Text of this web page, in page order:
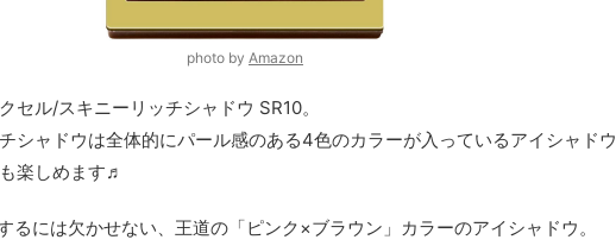
photo by Amazon
セル/スキニーリッチシャドウ SR10。
シャドウは全体的にパール感のある4色のカラーが入っているアイシャドウ
楽しめます♬
るには欠かせない、王道の「ピンク×ブラウン」カラーのアイシャドウ。